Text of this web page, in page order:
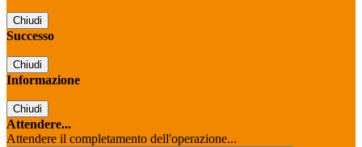
Chiudi
Successo
Chiudi
Informazione
Chiudi
Attendere...
Attendere il completamento dell'operazione...